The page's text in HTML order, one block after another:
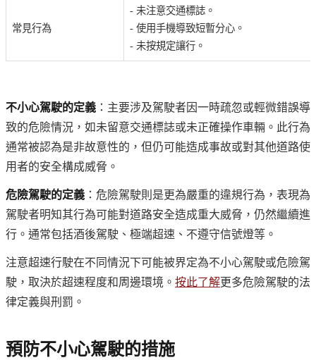
常見行為
- 未注意交通標誌。
- 使用手機導致短暫分心。
- 未按規定讓行。
不小心駕駛的定義 ：主要涉及駕駛者因一時疏忽或輕微錯誤導
致的危險情況，如未留意交通標誌或未正確操作車輛。此行為
通常被認為是非故意性的，但仍可能造成事故或對其他道路使
用者的安全構成威脅。
危險駕駛的定義 ：危險駕駛則是更為嚴重的違規行為，表現為
駕駛者明知其行為可能對道路安全造成重大威脅，仍然繼續進
行。通常包括酒後駕駛、極端超速、不遵守信號燈等。
注意超速行駛在不同情況下可能被界定為不小心駕駛或危險駕
駛，取決於超速程度和周邊環境。 按此了解更多危險駕駛的法
律定義與刑罰。
預防不小心駕駛的措施